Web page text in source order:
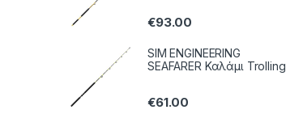
€93.00
SIM ENGINEERING
SEAFARER Καλάμι Trolling
€61.00